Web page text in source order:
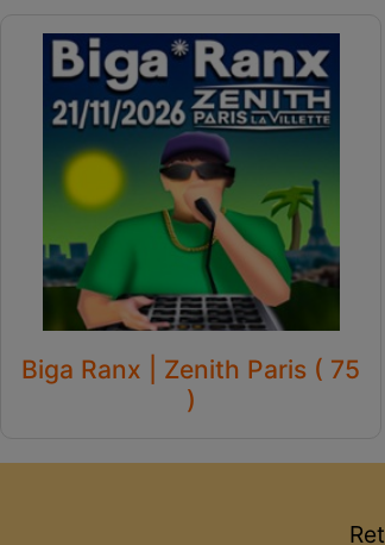
Biga Ranx | Zenith Paris ( 75
)